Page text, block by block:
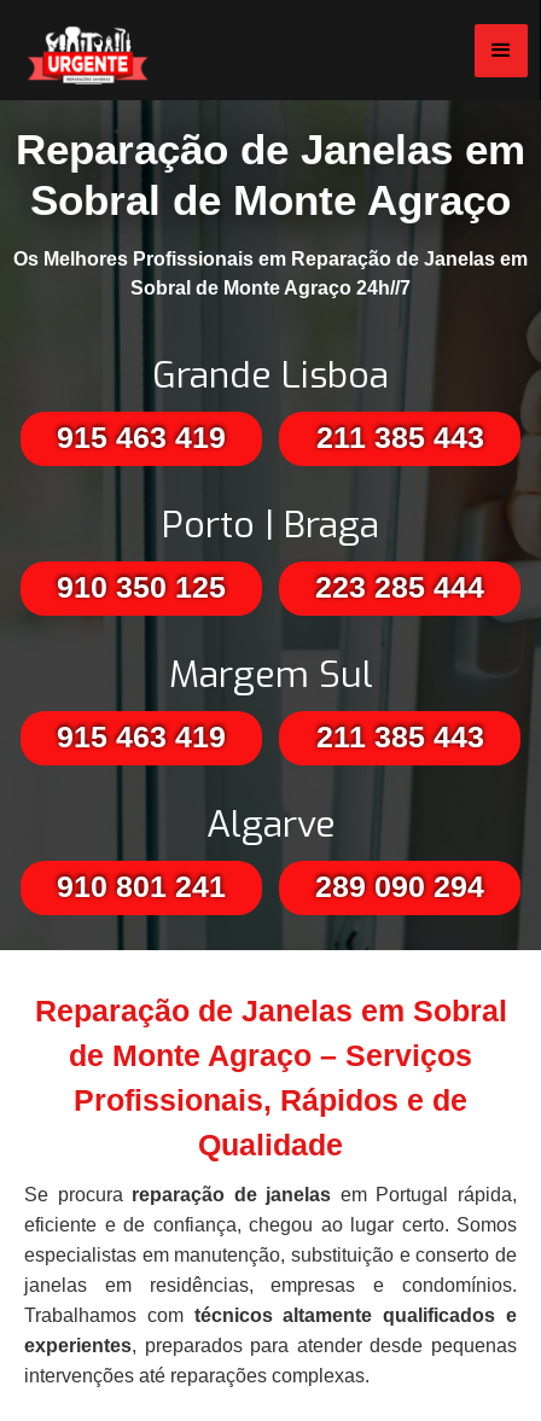
Reparação de Janelas em
Sobral de Monte Agraço
Os Melhores Profissionais em Reparação de Janelas em
Sobral de Monte Agraço 24h//7
Grande Lisboa
915 463 419 211 385 443
Porto | Braga
910 350 125 223 285 444
Margem Sul
915 463 419 211 385 443
Algarve
910 801 241 289 090 294
Reparação de Janelas em Sobral
de Monte Agraço – Serviços
Profissionais, Rápidos e de
Qualidade
Se procura reparação de janelas em Portugal rápida,
eficiente e de confiança, chegou ao lugar certo. Somos
especialistas em manutenção, substituição e conserto de
janelas em residências, empresas e condomínios.
Trabalhamos com técnicos altamente qualificados e
experientes, preparados para atender desde pequenas
intervenções até reparações complexas.